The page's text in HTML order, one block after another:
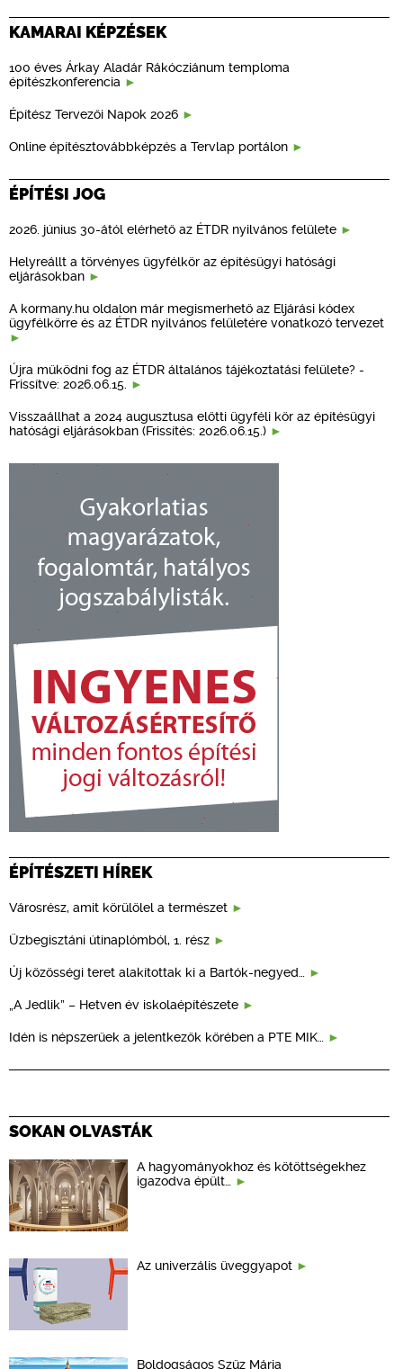
KAMARAI KÉPZÉSEK
100 éves Árkay Aladár Rákócziánum temploma
építészkonferencia
Építész Tervezői Napok 2026
Online építésztovábbképzés a Tervlap portálon
ÉPÍTÉSI JOG
2026. június 30-ától elérhető az ÉTDR nyilvános felülete
Helyreállt a törvényes ügyfélkör az építésügyi hatósági
eljárásokban
A kormany.hu oldalon már megismerhető az Eljárási kódex
ügyfélkörre és az ÉTDR nyilvános felületére vonatkozó tervezet
Újra működni fog az ÉTDR általános tájékoztatási felülete? -
Frissítve: 2026.06.15.
Visszaállhat a 2024 augusztusa előtti ügyféli kör az építésügyi
hatósági eljárásokban (Frissítés: 2026.06.15.)
ÉPÍTÉSZETI HÍREK
Városrész, amit körülölel a természet
Üzbegisztáni útinaplómból, 1. rész
Új közösségi teret alakítottak ki a Bartók-negyed…
„A Jedlik” – Hetven év iskolaépítészete
Idén is népszerűek a jelentkezők körében a PTE MIK…
SOKAN OLVASTÁK
A hagyományokhoz és kötöttségekhez
igazodva épült…
Az univerzális üveggyapot
Boldogságos Szűz Mária